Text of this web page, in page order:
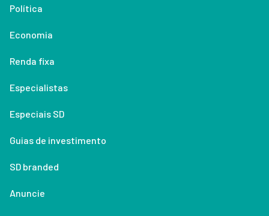
Política
Economia
Renda fixa
Especialistas
Especiais SD
Guias de investimento
SD branded
Anuncie